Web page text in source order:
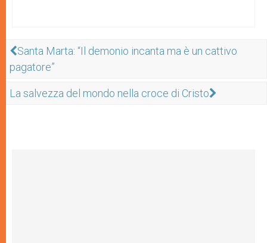
Santa Marta: “Il demonio incanta ma è un cattivo
pagatore”
La salvezza del mondo nella croce di Cristo